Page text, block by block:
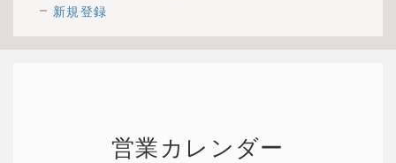
新規登録
営業カレンダー